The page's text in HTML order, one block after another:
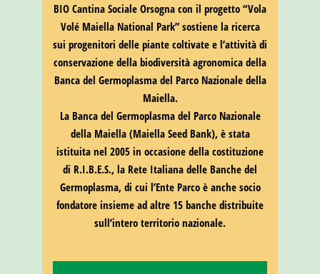
BIO Cantina Sociale Orsogna con il progetto “Vola
Volé Maiella National Park” sostiene la ricerca
sui progenitori delle piante coltivate e l’attività di
conservazione della biodiversità agronomica della
Banca del Germoplasma del Parco Nazionale della
Maiella.
La Banca del Germoplasma del Parco Nazionale
della Maiella (Maiella Seed Bank), è stata
istituita nel 2005 in occasione della costituzione
di R.I.B.E.S., la Rete Italiana delle Banche del
Germoplasma, di cui l’Ente Parco è anche socio
fondatore insieme ad altre 15 banche distribuite
sull’intero territorio nazionale.